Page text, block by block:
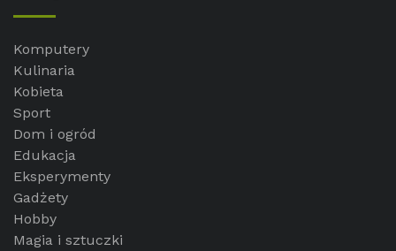
Komputery
Kulinaria
Kobieta
Sport
Dom i ogród
Edukacja
Eksperymenty
Gadżety
Hobby
Magia i sztuczki